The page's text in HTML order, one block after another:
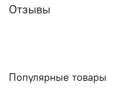
Отзывы
Популярные товары